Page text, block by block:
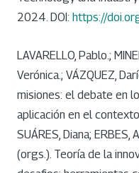
2024. DOI: https://
LAVARELLO, Pablo.;
Verónica.; VÁZQUEZ,
misiones: el debate en
aplicación en el
SUÁRES, Diana; ERBES,
(orgs.). Teoría de la